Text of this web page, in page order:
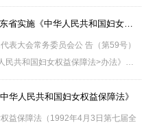
议通过，现予公布，自2025年2月1
2026.01.01施行|广东省实施《中华人民共和国妇女权益保障法》办法
表大会常务委员会公 告（第59号）
民共和国妇女权益保障法>办法》已
代表大会常务委员会第二十一次会议
过，现予公布，自2026年1···
华人民共和国妇女权益保障法》
益保障法（1992年4月3日第七届全